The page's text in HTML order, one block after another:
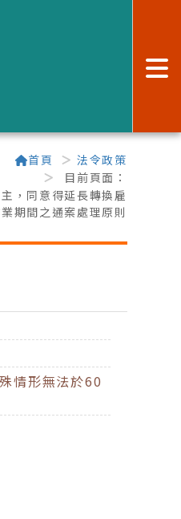
首頁
法令政策
目前頁面：
，同意得延長轉換雇
期間之通案處理原則
情形無法於60